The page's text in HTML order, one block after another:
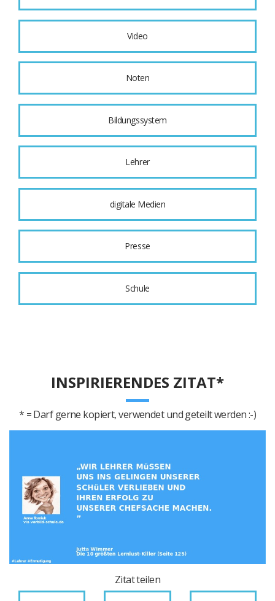
Video
Noten
Bildungssystem
Lehrer
digitale Medien
Presse
Schule
INSPIRIERENDES ZITAT*
* = Darf gerne kopiert, verwendet und geteilt werden :-)
Zitat teilen